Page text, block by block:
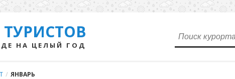
НА ЦЕЛЫЙ ГОД
/ ЯНВАРЬ